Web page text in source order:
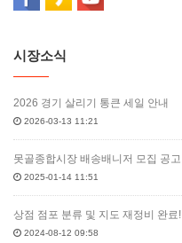
시장소식
2026 경기 살리기 통큰 세일 안내
2026-03-13 11:21
못골종합시장 배송배니저 모집 공고
2025-01-14 11:51
상점 점포 분류 및 지도 재정비 완료!
2024-08-12 09:58